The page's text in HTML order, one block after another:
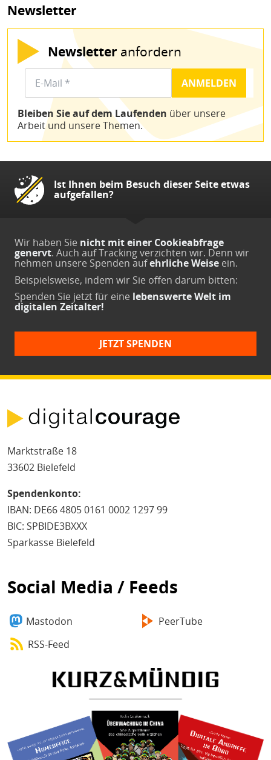
Newsletter
Newsletter anfordern
Bleiben Sie auf dem Laufenden über unsere
Arbeit und unsere Themen.
Ist Ihnen beim Besuch dieser Seite etwas
aufgefallen?
Wir haben Sie nicht mit einer Cookieabfrage
genervt. Auch auf Tracking verzichten wir. Denn wir
nehmen unsere Spenden aufehrliche Weise ein.
Beispielsweise, indem wir Sie offen darum bitten:
Spenden Sie jetztfür eine lebenswerte Welt im
digitalen Zeitalter!
JETZT SPENDEN
Marktstraße 18
33602 Bielefeld
Spendenkonto:
IBAN: DE66 4805 0161 0002 1297 99
BIC: SPBIDE3BXXX
Sparkasse Bielefeld
Social Media / Feeds
Mastodon
PeerTube
RSS-Feed